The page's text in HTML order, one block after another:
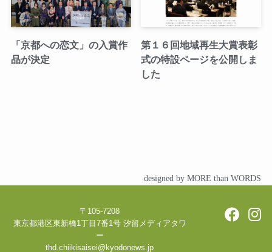
「京都への恋文」の入賞作
品が決定
第１６回地域再生大賞表彰
式の特設ページを公開しま
した
designed by MORE than WORDS
〒105-7208
東京都港区東新橋1丁目7番1号 汐留メディアタワ
ー
thd.chiikisaisei@kyodonews.jp